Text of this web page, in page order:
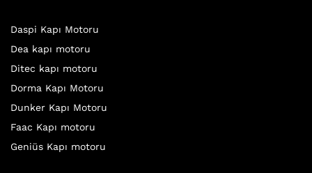
Daspi Kapı Motoru
Dea kapı motoru
Ditec kapı motoru
Dorma Kapı Motoru
Dunker Kapı Motoru
Faac Kapı motoru
Geniüs Kapı motoru